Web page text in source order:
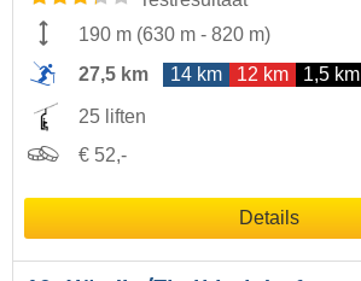
190 m (630 m - 820 m)
27,5 km
14 km 12 km 1,5 km
25 liften
€ 52,-
Details